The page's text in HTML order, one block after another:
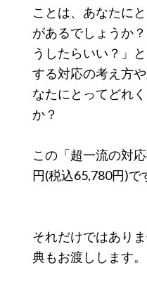
ことは、あなたに
があるでしょうか
うしたらいい？」
する対応の考え方
なたにとってどれ
か？
この「超一流の対
円(税込65,780円)で
それだけではあり
典もお渡しします。